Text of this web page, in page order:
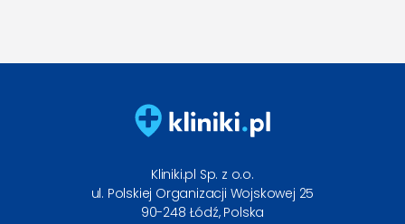
Kliniki.pl Sp. z o.o.
ul. Polskiej Organizacji Wojskowej 25
90-248 Łódź, Polska